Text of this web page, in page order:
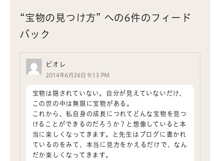
“宝物の見つけ方” への6件のフィード
バック
ビオレ
2014年6月26日 9:13 PM
宝物は隠されていない。自分が見えていないだけ、
この世の中は無限に宝物がある。
これから、私自身の成長につれてどんな宝物を見つ
けることができるのだろうか？と想像していると本
当に楽しくなってきます。と先生はブログに書かれ
ているのをみて、本当に見方をかえるだけで、なん
だか楽しくなってきます。